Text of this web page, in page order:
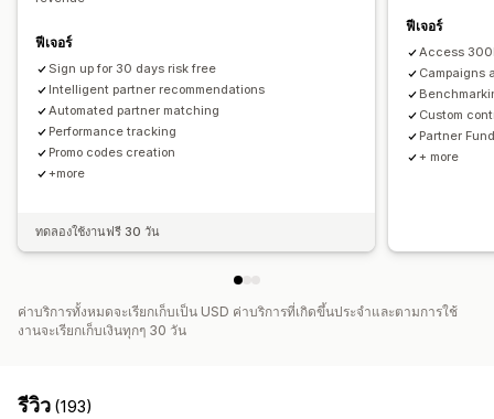
การสร้างแบรนด์ที่กำหนดเอง
การชำระเงิน
แบบฟอร์มภาษี
การชำระเงิน ACH
การจ่ายเงินหลายรายการ
การจ่ายเงินตามกำหนดเวลา
ฟีเจอร์
Sign up for 30 days risk free
Intelligent partner recommendations
Automated partner matching
Performance tracking
Promo codes creation
+more
ทดลองใช้งานฟรี 30 วัน
ฟีเจอร์
Access
Campaigns
Custom
Partner
+ more
ค่าบริการทั้งหมดจะเรียกเก็บเป็น USD ค่าบริการที่เกิดขึ้นประจำและตามการใช้
งานจะเรียกเก็บเงินทุกๆ 30 วัน
รีวิว (193)